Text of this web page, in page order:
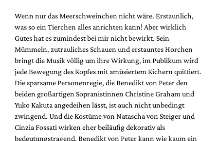
Wenn nur das Meerschweinchen nicht wäre. Erstaunlich,
was so ein Tierchen alles anrichten kann! Aber wirklich
Gutes hat es zumindest bei mir nicht bewirkt. Sein
Mümmeln, zutrauliches Schauen und erstauntes Horchen
bringt die Musik völlig um ihre Wirkung, im Publikum wird
jede Bewegung des Kopfes mit amüsiertem Kichern quittiert.
Die sparsame Personenregie, die Benedikt von Peter den
beiden großartigen Sopranistinnen Christine Graham und
Yuko Kakuta angedeihen lässt, ist auch nicht unbedingt
zwingend. Und die Kostüme von Natascha von Steiger und
Cinzia Fossati wirken eher beiläufig dekorativ als
bedeutungstragend. Benedikt von Peter kann wie kaum ein